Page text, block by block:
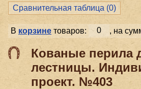
Сравнительная таблица (0)
В корзинетоваров: 0 , на
Кованые перила
лестницы.
проект. №403